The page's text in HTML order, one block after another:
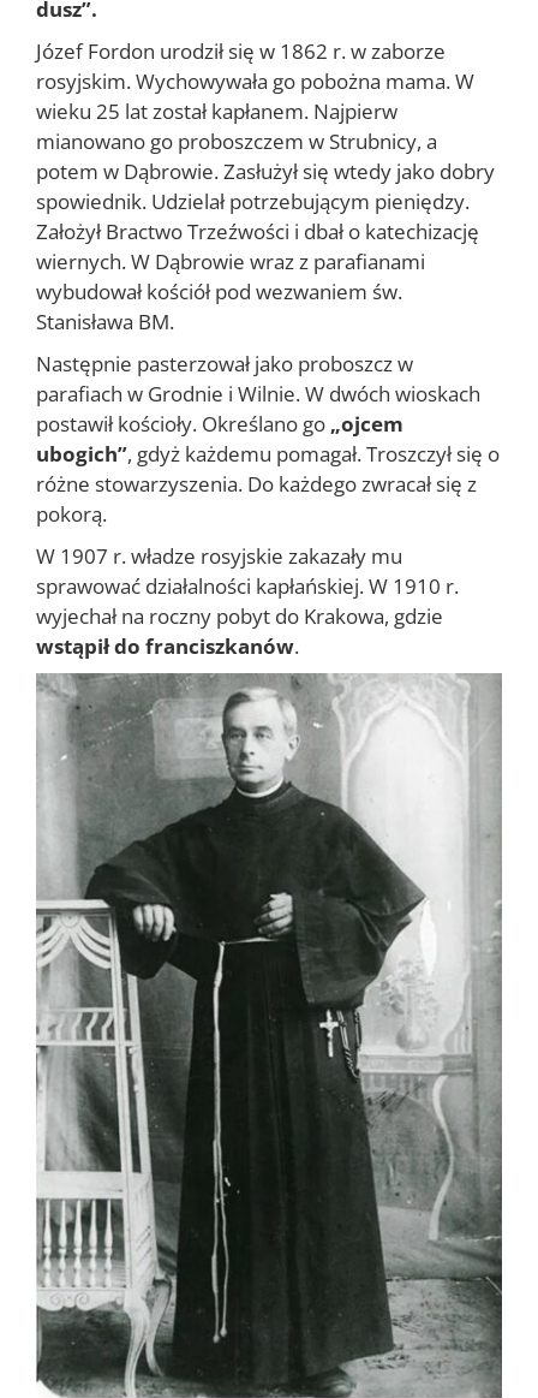
dusz”.
Józef Fordon urodził się w 1862 r. w zaborze
rosyjskim. Wychowywała go pobożna mama. W
wieku 25 lat został kapłanem. Najpierw
mianowano go proboszczem w Strubnicy, a
potem w Dąbrowie. Zasłużył się wtedy jako dobry
spowiednik. Udzielał potrzebującym pieniędzy.
Założył Bractwo Trzeźwości i dbał o katechizację
wiernych. W Dąbrowie wraz z parafianami
wybudował kościół pod wezwaniem św.
Stanisława BM.
Następnie pasterzował jako proboszcz w
parafiach w Grodnie i Wilnie. W dwóch wioskach
postawił kościoły. Określano go „ojcem
ubogich”, gdyż każdemu pomagał. Troszczył się o
różne stowarzyszenia. Do każdego zwracał się z
pokorą.
W 1907 r. władze rosyjskie zakazały mu
sprawować działalności kapłańskiej. W 1910 r.
wyjechał na roczny pobyt do Krakowa, gdzie
wstąpił do franciszkanów.